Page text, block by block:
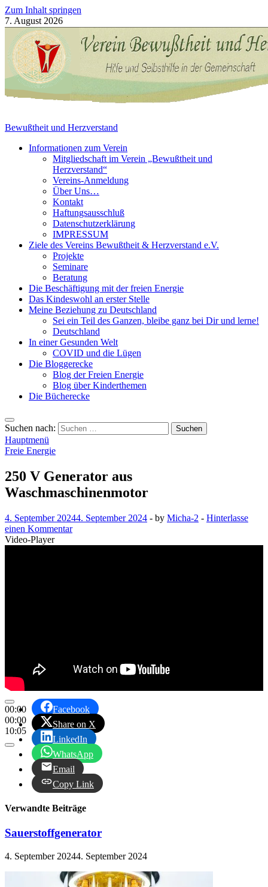
Zum Inhalt springen
7. August 2026
Bewußtheit und Herzverstand
Informationen zum Verein
Mitgliedschaft im Verein „Bewußtheit und
Herzverstand“
Vereins-Anmeldung
Über Uns…
Kontakt
Haftungsausschluß
Datenschutzerklärung
IMPRESSUM
Ziele des Vereins Bewußtheit & Herzverstand e.V.
Projekte
Seminare
Beratung
Die Beschäftigung mit der freien Energie
Das Kindeswohl an erster Stelle
Meine Beziehung zu Deutschland
Sei ein Teil des Ganzen, bleibe ganz bei Dir und lerne!
Deutschland
In einer Gesunden Welt
COVID und die Lügen
Die Bloggerecke
Blog der Freien Energie
Blog über Kinderthemen
Die Bücherecke
Suchen nach:
Hauptmenü
Freie Energie
250 V Generator aus
Waschmaschinenmotor
4. September 20244. September 2024 - by Micha-2 - Hinterlasse
einen Kommentar
Video-Player
00:00
00:00
10:05
Facebook
Share on X
LinkedIn
WhatsApp
Email
Copy Link
Verwandte Beiträge
Sauerstoffgenerator
4. September 20244. September 2024